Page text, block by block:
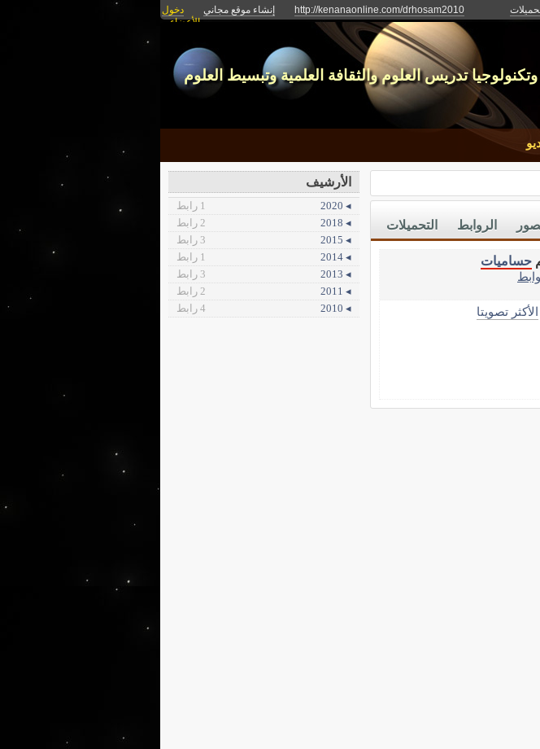
http://kenanaonline.com/drhosam2010 إنشاء موقع مجاني
دخول
الأعضاء
تدريس العلوم والثقافة العلمية وتبسيط العلوم
التحميلات الروابط
حساميات
الأكثر تصويتا
الأرشيف
◂ 2020
1 رابط
◂ 2018
2 رابط
◂ 2015
3 رابط
◂ 2014
1 رابط
◂ 2013
3 رابط
◂ 2011
2 رابط
◂ 2010
4 رابط